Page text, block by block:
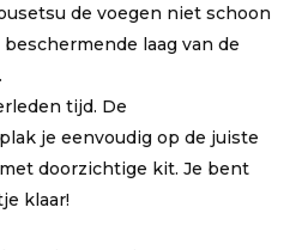
de voegen niet schoon
laag van de
tijd. De
je eenvoudig op de juiste
doorzichtige kit. Je bent
klaar!